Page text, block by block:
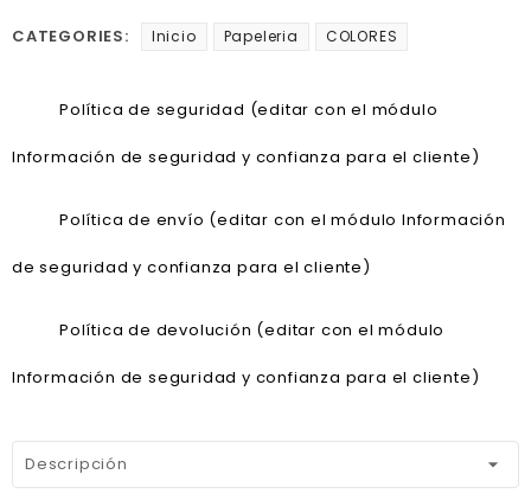
CATEGORIES: Inicio Papeleria COLORES
Política de seguridad (editar con el módulo
Información de seguridad y confianza para el cliente)
Política de envío (editar con el módulo Información
de seguridad y confianza para el cliente)
Política de devolución (editar con el módulo
Información de seguridad y confianza para el cliente)
Descripción